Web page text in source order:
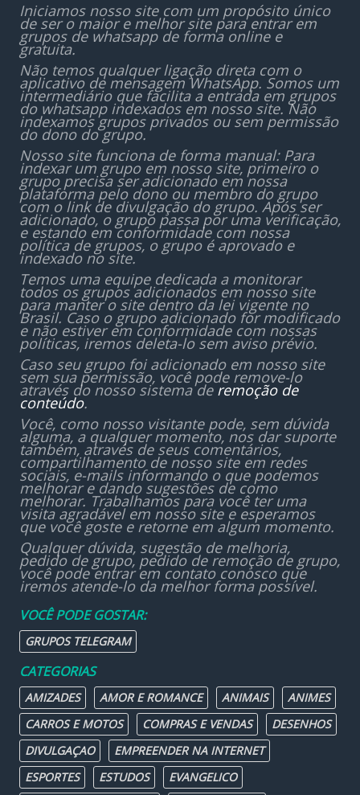
Iniciamos nosso site com um propósito único
de ser o maior e melhor site para entrar em
grupos de whatsapp de forma online e
gratuita.
Não temos qualquer ligação direta com o
aplicativo de mensagem WhatsApp. Somos um
intermediário que facilita a entrada em grupos
do whatsapp indexados em nosso site. Não
indexamos grupos privados ou sem permissão
do dono do grupo.
Nosso site funciona de forma manual: Para
indexar um grupo em nosso site, primeiro o
grupo precisa ser adicionado em nossa
plataforma pelo dono ou membro do grupo
com o link de divulgação do grupo. Após ser
adicionado, o grupo passa por uma verificação,
e estando em conformidade com nossa
política de grupos, o grupo é aprovado e
indexado no site.
Temos uma equipe dedicada a monitorar
todos os grupos adicionados em nosso site
para manter o site dentro da lei vigente no
Brasil. Caso o grupo adicionado for modificado
e não estiver em conformidade com nossas
políticas, iremos deleta-lo sem aviso prévio.
Caso seu grupo foi adicionado em nosso site
sem sua permissão, você pode remove-lo
através do nosso sistema de remoção de
conteúdo.
Você, como nosso visitante pode, sem dúvida
alguma, a qualquer momento, nos dar suporte
também, através de seus comentários,
compartilhamento de nosso site em redes
sociais, e-mails informando o que podemos
melhorar e dando sugestões de como
melhorar. Trabalhamos para você ter uma
visita agradável em nosso site e esperamos
que você goste e retorne em algum momento.
Qualquer dúvida, sugestão de melhoria,
pedido de grupo, pedido de remoção de grupo,
você pode entrar em contato conosco que
iremos atende-lo da melhor forma possível.
VOCÊ PODE GOSTAR:
GRUPOS TELEGRAM
CATEGORIAS
AMIZADES AMOR E ROMANCE ANIMAIS
ANIMES
CARROS E MOTOS
COMPRAS E VENDAS
DESENHOS
DIVULGAÇAO
EMPREENDER NA INTERNET
ESPORTES
ESTUDOS
EVANGELICO